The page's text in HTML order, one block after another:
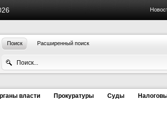
Поиск Расширенный поиск
власти Прокуратуры Суды